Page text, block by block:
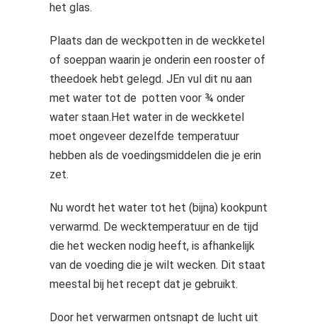
het glas.
Plaats dan de weckpotten in de weckketel
of soeppan waarin je onderin een rooster of
theedoek hebt gelegd. JEn vul dit nu aan
met water tot de potten voor ¾ onder
water staan.Het water in de weckketel
moet ongeveer dezelfde temperatuur
hebben als de voedingsmiddelen die je erin
zet.
Nu wordt het water tot het (bijna) kookpunt
verwarmd. De wecktemperatuur en de tijd
die het wecken nodig heeft, is afhankelijk
van de voeding die je wilt wecken. Dit staat
meestal bij het recept dat je gebruikt.
Door het verwarmen ontsnapt de lucht uit